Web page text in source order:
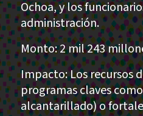
Ochoa, y los
administración.
Monto: 2 mil 243
Impacto: Los recursos
programas claves
alcantarillado) o